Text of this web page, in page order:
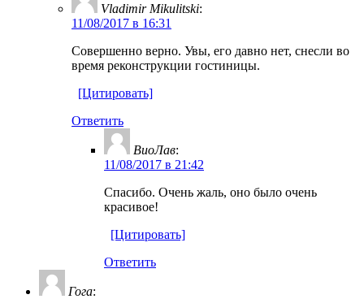
Vladimir Mikulitski:
11/08/2017 в 16:31
Совершенно верно. Увы, его давно нет, снесли во
время реконструкции гостиницы.
[Цитировать]
Ответить
ВиоЛав:
11/08/2017 в 21:42
Cпасибо. Очень жаль, оно было очень
красивое!
[Цитировать]
Ответить
Гога: